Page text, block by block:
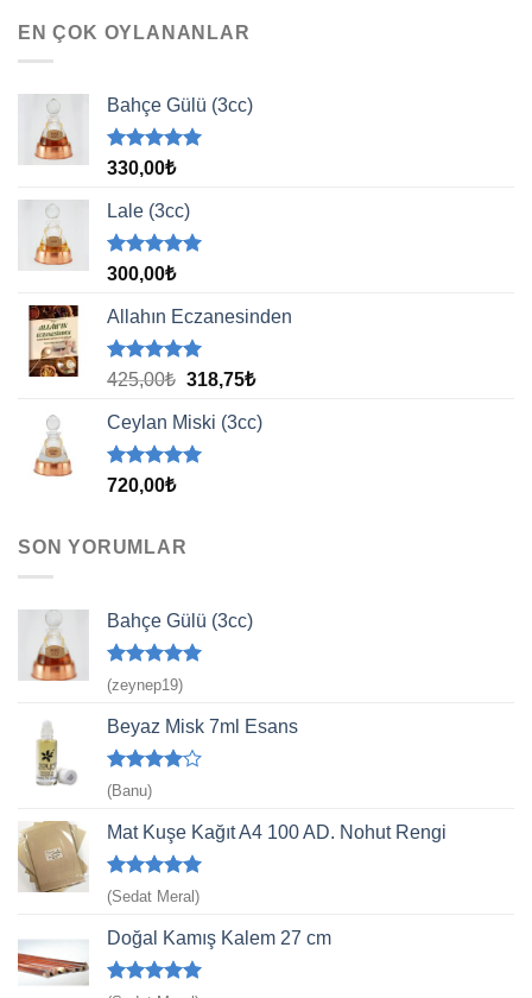
EN ÇOK OYLANANLAR
Bahçe Gülü (3cc)
5 üzerinden
aldı
330,00₺
Lale (3cc)
5 üzerinden
aldı
300,00₺
Allahın Eczanesinden
5 üzerinden
aldı
425,00₺ Orijinal
425,00₺.
318,75₺Şu
fiyat:
Ceylan Miski (3cc)
5 üzerinden
720,00₺
SON YORUMLAR
Bahçe Gülü (3cc)
5 üzerinden
5
oy aldı
(zeynep19)
Beyaz Misk 7ml Esans
5
üzerinden
4 oy aldı
(Banu)
Mat Kuşe Kağıt A4 100 AD. Nohut Rengi
5 üzerinden
5
(Sedat Meral)
Doğal Kamış Kalem 27 cm